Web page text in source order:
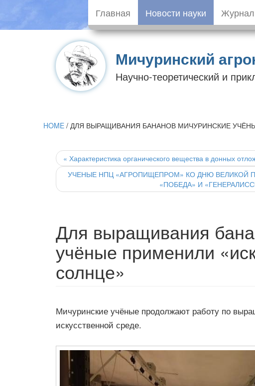
Главная Новости науки Журнал
Мичуринский
Научно-теоретический и
HOME / ДЛЯ ВЫРАЩИВАНИЯ БАНАНОВ МИЧУРИНСКИЕ
Post
navigation
« Характеристика органического вещества в донных
УЧЕНЫЕ НПЦ «АГРОПИЩЕПРОМ» КО ДНЮ ВЕЛИКОЙ
«ПОБЕДА» И
Для выращивания
учёные применили
солнце»
Мичуринские учёные продолжают работу по
искусственной среде.